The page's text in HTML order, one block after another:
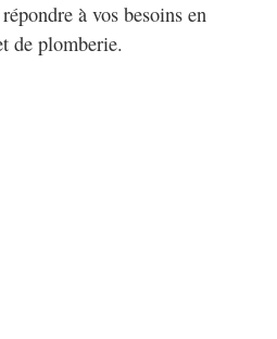
à vos besoins en
de plomberie.